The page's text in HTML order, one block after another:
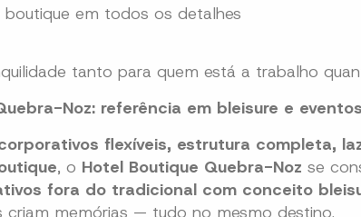
boutique em todos os detalhes
tanto para quem está a trabalho
Noz: referência em bleisure e
flexíveis, estrutura completa,
, o Hotel Boutique Quebra-Noz se
fora do tradicional com conceito
criam memórias — tudo no mesmo destino.